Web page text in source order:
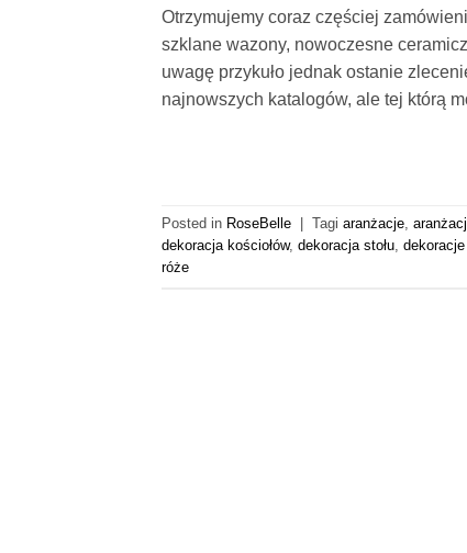
Otrzymujemy coraz częściej
szklane wazony, nowoczesne
uwagę przykuło jednak ostanie
najnowszych katalogów, ale tej którą
Posted in RoseBelle Tagi aranżacje,
dekoracja kościołów, dekoracja stołu,
róże